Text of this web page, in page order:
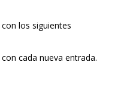
los siguientes
cada nueva entrada.